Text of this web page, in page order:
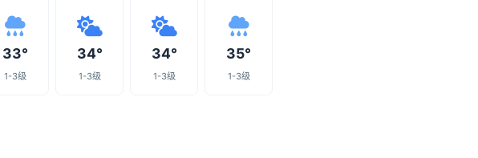
33°
1-3级
34°
1-3级
34°
1-3级
35°
1-3级